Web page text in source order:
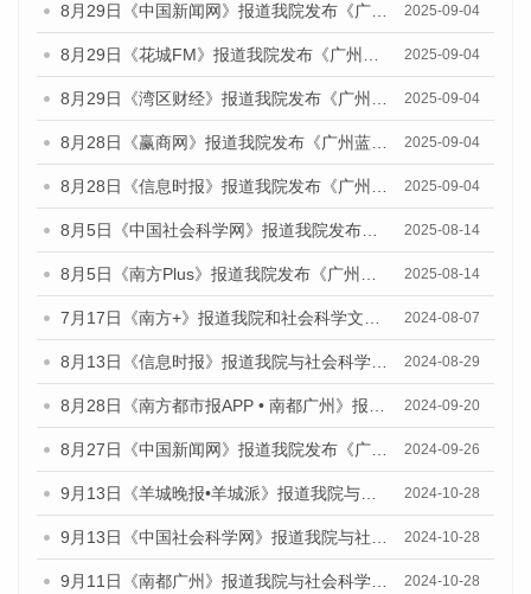
8月29日《中国新闻网》报道我院发布《广州蓝皮书：广州国际商贸中心发展报告（2025）》的媒体文章 2025-09-04
8月29日《花城FM》报道我院发布《广州蓝皮书：广州国际商贸中心发展报告（2025）》的媒体文章 2025-09-04
8月29日《湾区财经》报道我院发布《广州蓝皮书：广州国际商贸中心发展报告（2025）》的媒体文章 2025-09-04
8月28日《赢商网》报道我院发布《广州蓝皮书：广州国际商贸中心发展报告（2025）》的媒体文章 2025-09-04
8月28日《信息时报》报道我院发布《广州蓝皮书：广州国际商贸中心发展报告（2025）》的媒体文章 2025-09-04
8月5日《中国社会科学网》报道我院发布《广州蓝皮书：广州城乡融合发展报告（2025）》的媒体文章 2025-08-14
8月5日《南方Plus》报道我院发布《广州蓝皮书：广州城乡融合发展报告（2025）》的媒体文章 2025-08-14
7月17日《南方+》报道我院和社会科学文献出版社联合发布《广州蓝皮书：广州数字经济发展报告（2024）》的媒体文章 2024-08-07
8月13日《信息时报》报道我院与社会科学文献出版社联合发布的《广州蓝皮书：广州国际商贸中心发展报告（2024）》媒体文章 2024-08-29
8月28日《南方都市报APP • 南都广州》报道我院发布《广州蓝皮书：广州城市国际化发展报告（2024）》的媒体文章 2024-09-20
8月27日《中国新闻网》报道我院发布《广州蓝皮书：广州创新型城市发展报告（2024）》的媒体文章 2024-09-26
9月13日《羊城晚报•羊城派》报道我院与社会科学文献出版社联合发布了《广州蓝皮书：广州金融发展报告（2024）》的媒体文章 2024-10-28
9月13日《中国社会科学网》报道我院与社会科学文献出版社联合发布了《广州蓝皮书：广州金融发展报告（2024）》的媒体文章 2024-10-28
9月11日《南都广州》报道我院与社会科学文献出版社联合发布了《广州蓝皮书：广州金融发展报告（2024）》的媒体文章 2024-10-28